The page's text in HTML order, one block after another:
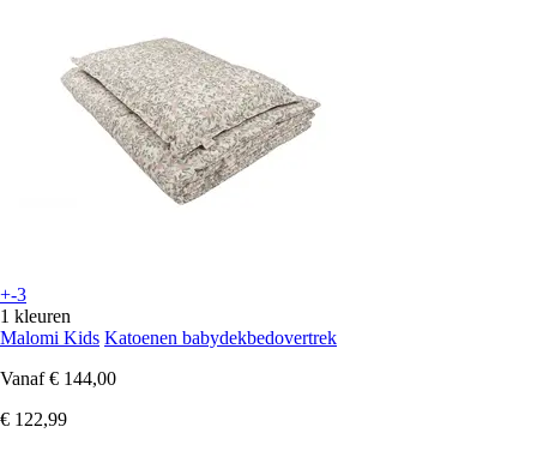
+-3
1 kleuren
Malomi Kids Katoenen babydekbedovertrek
Vanaf € 144,00
€ 122,99